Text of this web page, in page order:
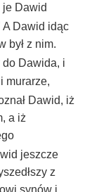
je Dawid
A Dawid idąc
był z nim.
do Dawida, i
murarze,
Dawid, iż
a iż
jeszcze
z